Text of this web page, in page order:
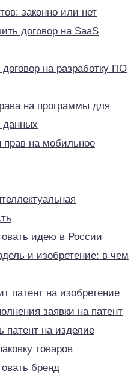
законно или нет
договор на SaaS
на разработку ПО
на программы для
прав на мобильное
идею в России
и изобретение: в чем
патент на изобретение
заявки на патент
патент на изделие
товаров
бренд